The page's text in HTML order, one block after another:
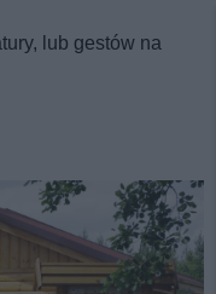
lub gestów na